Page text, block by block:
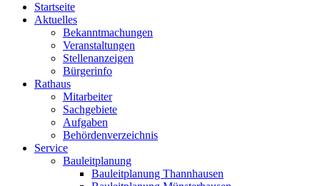
Startseite
Aktuelles
Bekanntmachungen
Veranstaltungen
Stellenanzeigen
Bürgerinfo
Rathaus
Mitarbeiter
Sachgebiete
Aufgaben
Behördenverzeichnis
Service
Bauleitplanung
Bauleitplanung Thannhausen